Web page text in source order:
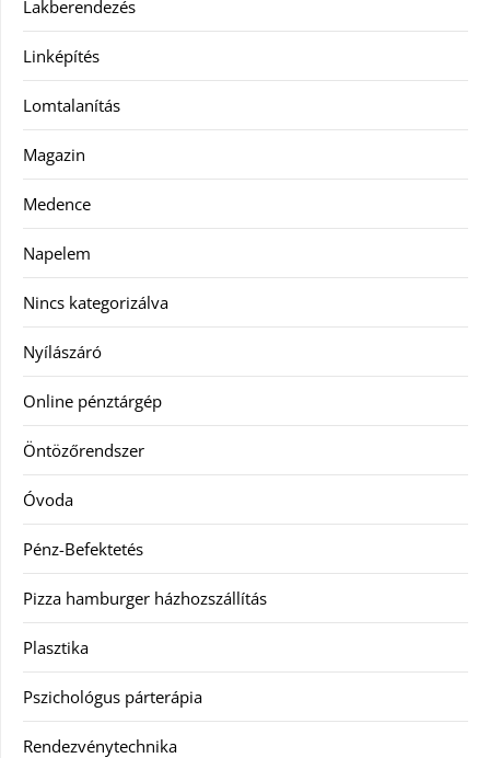
Lakberendezés
Linképítés
Lomtalanítás
Magazin
Medence
Napelem
Nincs kategorizálva
Nyílászáró
Online pénztárgép
Öntözőrendszer
Óvoda
Pénz-Befektetés
Pizza hamburger házhozszállítás
Plasztika
Pszichológus párterápia
Rendezvénytechnika